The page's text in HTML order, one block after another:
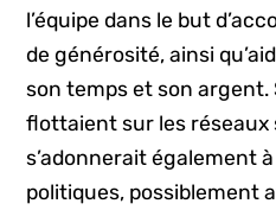
l’équipe dans le but
de générosité, ainsi
son temps et son argent.
flottaient sur les réseaux
s’adonnerait également
politiques, possiblement